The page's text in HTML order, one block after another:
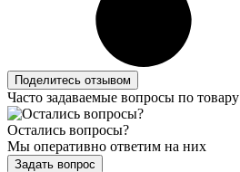
Поделитесь отзывом
Часто задаваемые вопросы по товару
Остались вопросы?
Мы оперативно ответим на них
Задать вопрос